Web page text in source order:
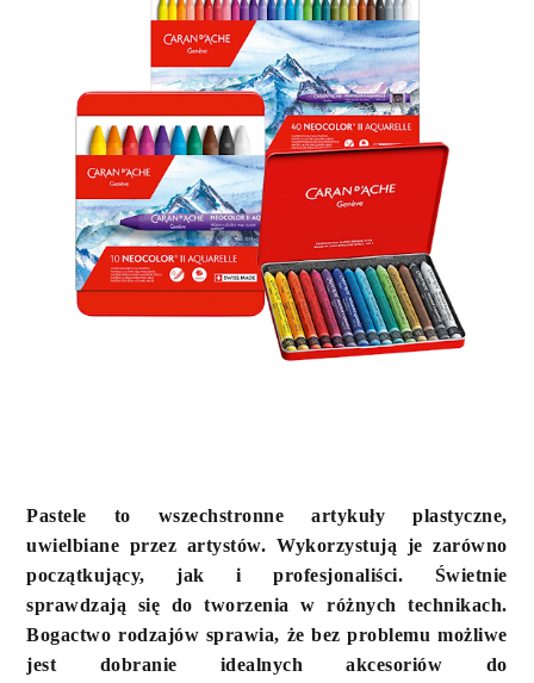
Pastele to wszechstronne artykuły plastyczne,
uwielbiane przez artystów. Wykorzystują je zarówno
początkujący, jak i profesjonaliści. Świetnie
sprawdzają się do tworzenia w różnych technikach.
Bogactwo rodzajów sprawia, że bez problemu możliwe
jest dobranie idealnych akcesoriów do